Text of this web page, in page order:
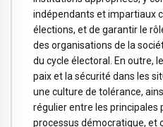
indépendants et impartiaux
élections, et de garantir le
des organisations de la
du cycle électoral. En outre,
paix et la sécurité dans les
une culture de tolérance,
régulier entre les principales
processus démocratique, et